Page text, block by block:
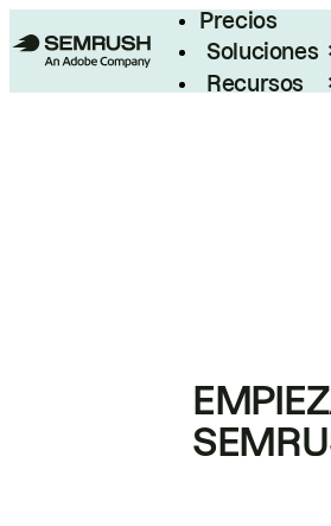
Precios
Soluciones
Recursos